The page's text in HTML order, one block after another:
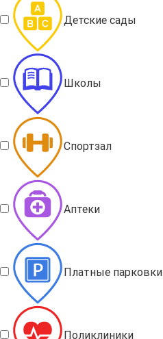
Детские сады
Школы
Спортзал
Аптеки
Платные парковки
Поликлиники